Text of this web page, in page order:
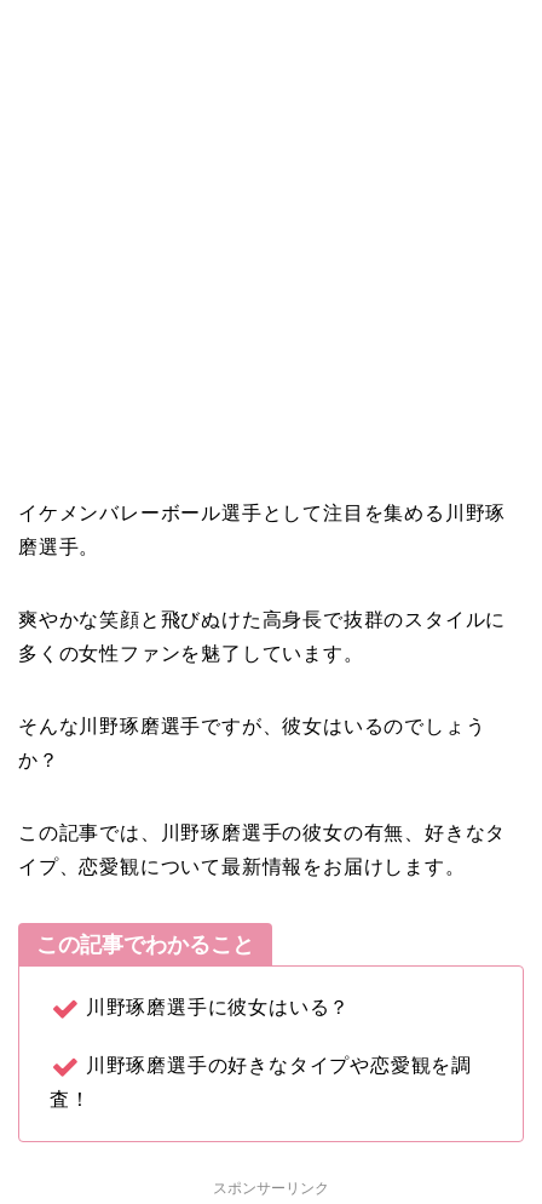
イケメンバレーボール選手として注目を集める川野琢
磨選手。
爽やかな笑顔と飛びぬけた高身長で抜群のスタイルに
多くの女性ファンを魅了しています。
そんな川野琢磨選手ですが、彼女はいるのでしょう
か？
この記事では、川野琢磨選手の彼女の有無、好きなタ
イプ、恋愛観について最新情報をお届けします。
この記事でわかること
川野琢磨選手に彼女はいる？
川野琢磨選手の好きなタイプや恋愛観を調
査！
スポンサーリンク